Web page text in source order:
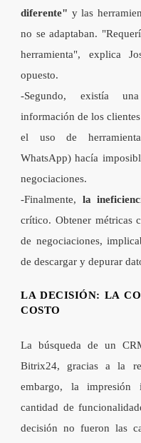
diferente" y las
no se adaptaban. "
herramienta", explica
opuesto.
-Segundo, existíauna
información de los
el uso de
WhatsApp) hacía
negociaciones.
-Finalmente, la
crítico. Obtener métricas
de negociaciones,
de descargar y depurar
LA DECISIÓN: LA
COSTO
La búsqueda de un
Bitrix24, gracias a la
embargo, la
cantidad de
decisión no fueron las